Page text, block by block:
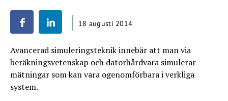
18 augusti 2014
Avancerad simuleringsteknik innebär att man via
beräkningsvetenskap och datorhårdvara simulerar
mätningar som kan vara ogenomförbara i verkliga
system.